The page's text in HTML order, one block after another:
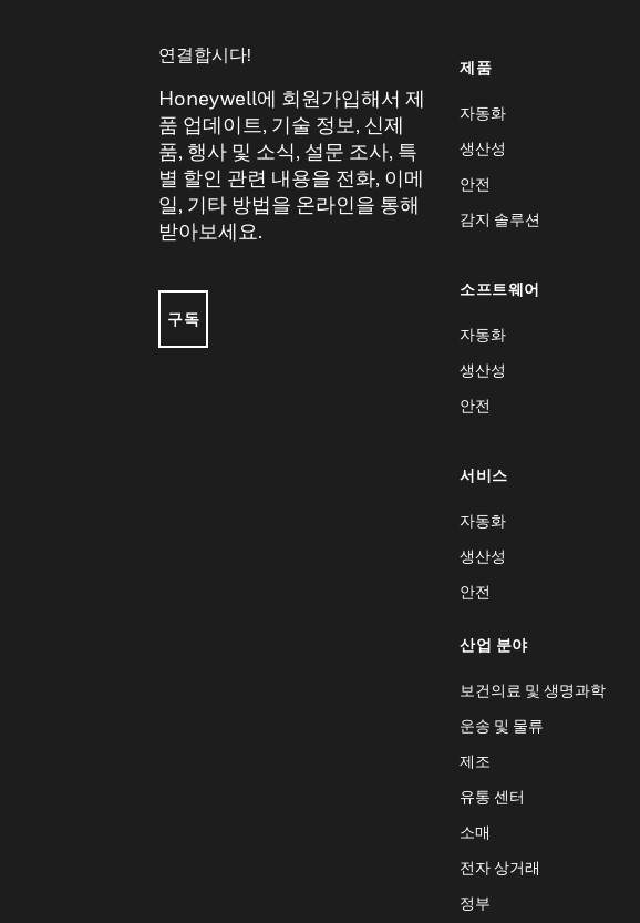
연결합시다!
Honeywell에 회원가입해서 제
품 업데이트, 기술 정보, 신제
품, 행사 및 소식, 설문 조사, 특
별 할인 관련 내용을 전화, 이메
일, 기타 방법을 온라인을 통해
받아보세요.
구독
제품
자동화
생산성
안전
감지 솔루션
소프트웨어
자동화
생산성
안전
서비스
자동화
생산성
안전
산업 분야
보건의료 및 생명과학
운송 및 물류
제조
유통 센터
소매
전자 상거래
정부